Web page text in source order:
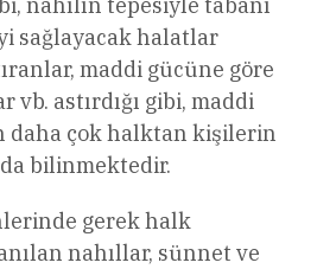
sağlayacak halatlar
maddi gücüne göre
vb. astırdığı gibi, maddi
daha çok halktan kişilerin
da bilinmektedir.
gerek halk
nahıllar, sünnet ve